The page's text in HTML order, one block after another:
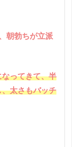
朝勃ちが立派
ってきて、半
太さもバッチ